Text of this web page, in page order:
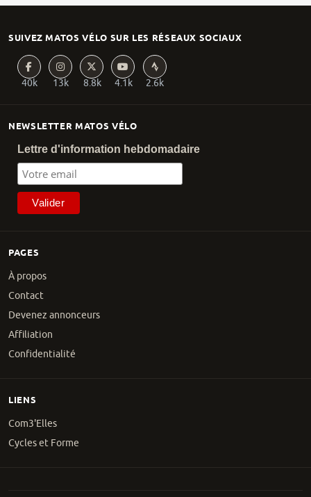
PAGES
À propos
Contact
Devenez annonceurs
Affiliation
Confidentialité
NEWSLETTER MATOS VÉLO
Lettre d'information hebdomadaire
SUIVEZ MATOS VÉLO SUR LES RÉSEAUX SOCIAUX
40k 13k 8.8k 4.1k 2.6k
LIENS
Com3'Elles
Cycles et Forme